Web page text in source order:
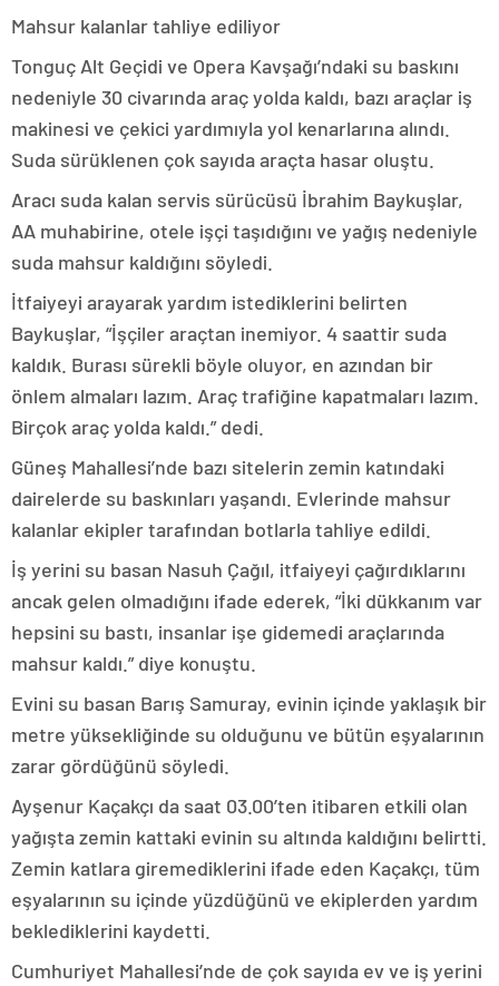
Mahsur kalanlar tahliye ediliyor
Tonguç Alt Geçidi ve Opera Kavşağı’ndaki su baskını
nedeniyle 30 civarında araç yolda kaldı, bazı araçlar iş
makinesi ve çekici yardımıyla yol kenarlarına alındı.
Suda sürüklenen çok sayıda araçta hasar oluştu.
Aracı suda kalan servis sürücüsü İbrahim Baykuşlar,
AA muhabirine, otele işçi taşıdığını ve yağış nedeniyle
suda mahsur kaldığını söyledi.
İtfaiyeyi arayarak yardım istediklerini belirten
Baykuşlar, “İşçiler araçtan inemiyor. 4 saattir suda
kaldık. Burası sürekli böyle oluyor, en azından bir
önlem almaları lazım. Araç trafiğine kapatmaları lazım.
Birçok araç yolda kaldı.” dedi.
Güneş Mahallesi’nde bazı sitelerin zemin katındaki
dairelerde su baskınları yaşandı. Evlerinde mahsur
kalanlar ekipler tarafından botlarla tahliye edildi.
İş yerini su basan Nasuh Çağıl, itfaiyeyi çağırdıklarını
ancak gelen olmadığını ifade ederek, “İki dükkanım var
hepsini su bastı, insanlar işe gidemedi araçlarında
mahsur kaldı.” diye konuştu.
Evini su basan Barış Samuray, evinin içinde yaklaşık bir
metre yüksekliğinde su olduğunu ve bütün eşyalarının
zarar gördüğünü söyledi.
Ayşenur Kaçakçı da saat 03.00’ten itibaren etkili olan
yağışta zemin kattaki evinin su altında kaldığını belirtti.
Zemin katlara giremediklerini ifade eden Kaçakçı, tüm
eşyalarının su içinde yüzdüğünü ve ekiplerden yardım
beklediklerini kaydetti.
Cumhuriyet Mahallesi’nde de çok sayıda ev ve iş yerini